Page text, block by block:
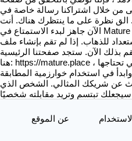
من خلال اشتراكنا رسالة خاصة في
الق نظرة على ما ينتظرك هناك. أنت
الآن جاهز لبدء الاستمتاع في Mature Place. كل ما عليك فعله هو تنزيل
للذهاب. إذا لم تقم بإنشاء ملف
بذلك الآن. ستجد صفحتنا الرئيسية
هنا: https://mature.place ستجد كل المعلومات المطلوبة التي تحتاجها ،
في استخدام خوارزمية المطابقة
عن شريكك المثالي. الشخص الذي
سيجعلك تبتسم وتريد مقابلته شخصيًا
عن الموقع